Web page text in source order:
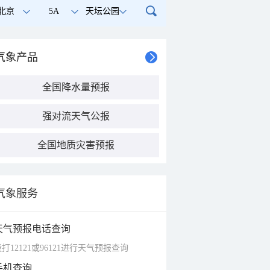
京 5A 天坛公园
象产品
全国降水量预报
强对流天气公报
全国地质灾害预报
象服务
气预报电话查询
打12121或96121进行天气预报查询
机查询